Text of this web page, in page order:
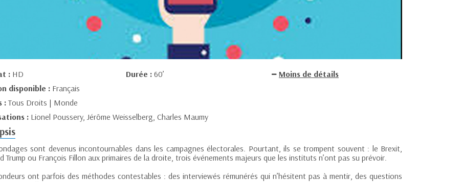
: HD Durée : 60’
Moins de détails
disponible : Français
:Tous Droits | Monde
: Lionel Poussery, Jérôme Weisselberg, Charles Maumy
sont devenus incontournables dans les campagnes électorales. Pourtant, ils se trompent souvent : le Brexit,
Trump ou François Fillon aux primaires de la droite, trois événements majeurs que les instituts n’ont pas su prévoir.
ont parfois des méthodes contestables : des interviewés rémunérés qui n’hésitent pas à mentir, des questions